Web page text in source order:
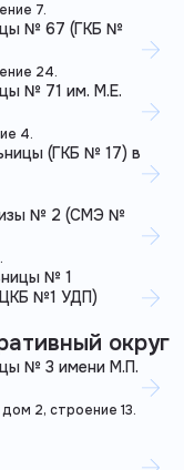
7.
№ 67 (ГКБ №
24.
№ 71 им. М.Е.
4.
(ГКБ № 17) в
№ 2 (СМЭ №
№ 1
№1 УДП)
округ
№ 3 имени М.П.
2, строение 13.